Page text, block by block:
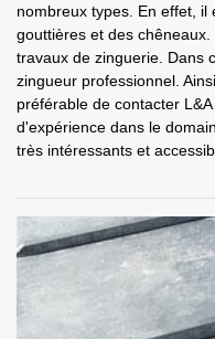
nombreux types. En effet,
gouttières et des
travaux de zinguerie. Dans
zingueur professionnel.
préférable de contacter
d'expérience dans le
très intéressants et